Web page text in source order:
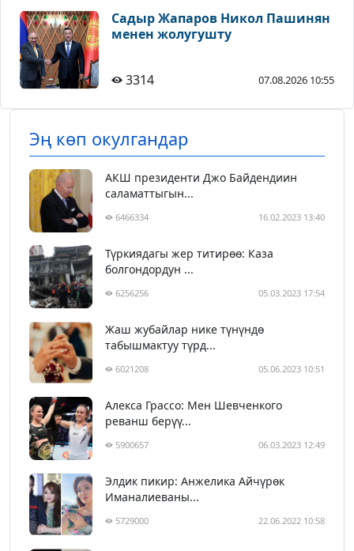
Садыр Жапаров Никол Пашинян
менен жолугушту
3314 07.08.2026 10:55
Эң көп окулгандар
АКШ президенти Джо Байдендиин
саламаттыгын...
6466334 16.02.2023 13:40
Түркиядагы жер титирөө: Каза
болгондордун ...
6256256 05.03.2023 17:54
Жаш жубайлар нике түнүндө
табышмактуу түрд...
6021208 05.06.2023 10:51
Алекса Грассо: Мен Шевченкого
реванш берүү...
5900657 06.03.2023 12:49
Элдик пикир: Анжелика Айчүрөк
Иманалиеваны...
5729000 22.06.2022 10:58